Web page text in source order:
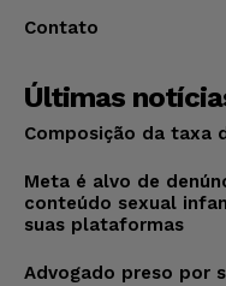
Contato
Últimas
Composição da taxa
Meta é alvo de
conteúdo sexual
suas plataformas
Advogado preso por